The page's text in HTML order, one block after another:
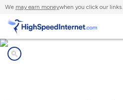
We may earn moneywhen you click our links.